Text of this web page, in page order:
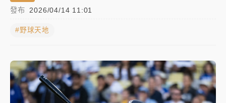
父親節玩樂園！六福村今明2天「爸爸免費」 遠雄海洋
買1送1
中颱白海豚風雨來了！中部以北防豪雨 今晚、明天影
響最劇烈
發布 2026/04/14 11:01
#野球天地